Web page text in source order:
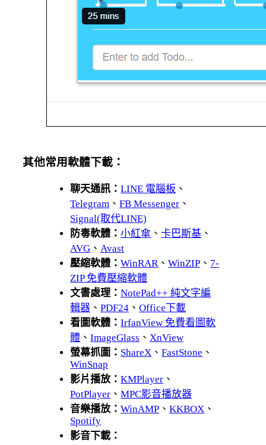
其他常用軟體下載：
聊天通訊：LINE 電腦板 、
Telegram 、FB Messenger 、
Signal(取代LINE)
防毒軟體：小紅傘 、卡巴斯基 、
AVG 、 Avast
壓縮軟體：WinRAR 、WinZIP 、 7-
ZIP 免費壓縮軟體
文書處理：NotePad++ 純文字編
輯器 、PDF24 、Office下載
看圖軟體：IrfanView 免費看圖軟
體 、ImageGlass 、 XnView
螢幕抓圖： ShareX 、FastStone 、
WinSnap
影片播放：KMPlayer 、
PotPlayer 、MPC影音播放器
音樂播放：WinAMP 、KKBOX 、
Spotify
影音下載：